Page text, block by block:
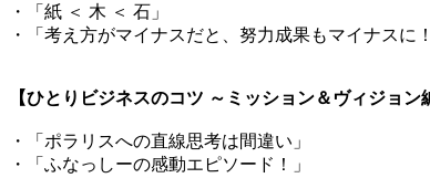
・「紙 ＜ 木 ＜ 石」
・「考え方がマイナスだと、努力成果もマイナスに！
【ひとりビジネスのコツ ～ミッション＆ヴィジョン
・「ポラリスへの直線思考は間違い」
・「ふなっしーの感動エピソード！」